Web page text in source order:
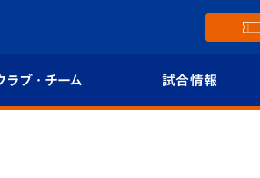
ラブ・チーム 試合情報